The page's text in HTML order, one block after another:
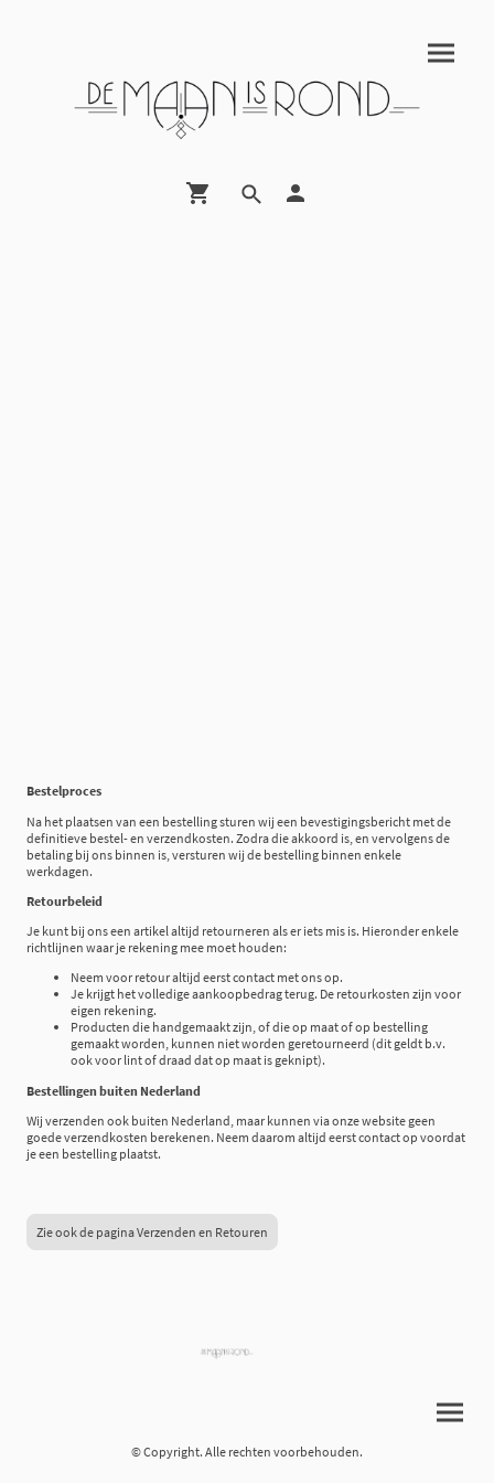
Bestelproces
Na het plaatsen van een bestelling sturen wij een bevestigingsbericht met de
definitieve bestel- en verzendkosten. Zodra die akkoord is, en vervolgens de
betaling bij ons binnen is, versturen wij de bestelling binnen enkele
werkdagen.
Retourbeleid
Je kunt bij ons een artikel altijd retourneren als er iets mis is. Hieronder enkele
richtlijnen waar je rekening mee moet houden:
Neem voor retour altijd eerst contact met ons op.
Je krijgt het volledige aankoopbedrag terug. De retourkosten zijn voor
eigen rekening.
Producten die handgemaakt zijn, of die op maat of op bestelling
gemaakt worden, kunnen niet worden geretourneerd (dit geldt b.v.
ook voor lint of draad dat op maat is geknipt).
Bestellingen buiten Nederland
Wij verzenden ook buiten Nederland, maar kunnen via onze website geen
goede verzendkosten berekenen. Neem daarom altijd eerst contact op voordat
je een bestelling plaatst.
Zie ook de pagina Verzenden en Retouren
© Copyright. Alle rechten voorbehouden.